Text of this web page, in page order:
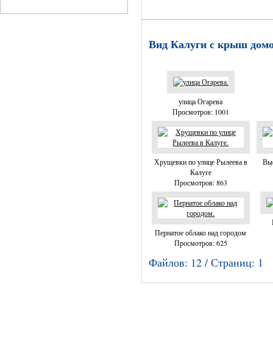
Вид Калуги с крыш
улица Огарева
Просмотров: 1001
Хрущевки по улице Рылеева в
Калуге
Просмотров: 863
Пернатое облако над городом
Просмотров: 625
Файлов: 12 / Страниц: 1